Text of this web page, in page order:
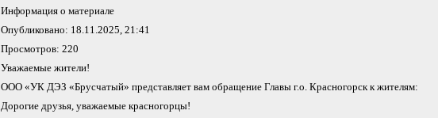
Информация о материале
Опубликовано: 18.11.2025, 21:41
Просмотров: 220
Уважаемые жители!
ООО «УК ДЭЗ «Брусчатый» представляет вам обращение Главы г.о. Красногорск к жителям:
Дорогие друзья, уважаемые красногорцы!